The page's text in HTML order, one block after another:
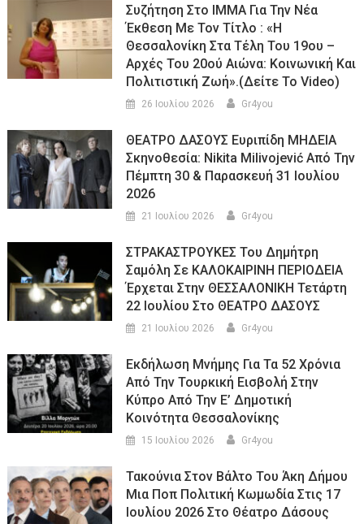
Συζήτηση Στο ΙΜΜΑ Για Την Νέα
Έκθεση Με Τον Τίτλο : «Η
Θεσσαλονίκη Στα Τέλη Του 19ου –
Αρχές Του 20ού Αιώνα: Κοινωνική Και
Πολιτιστική Ζωή».(Δείτε Το Video)
26 Ιουλίου 2026 Gr4you
ΘΕΑΤΡΟ ΔΑΣΟΥΣ Ευριπίδη ΜΗΔΕΙΑ
Σκηνοθεσία: Nikita Milivojević Από Την
Πέμπτη 30 & Παρασκευή 31 Ιουλίου
2026
21 Ιουλίου 2026 Gr4you
ΣΤΡΑΚΑΣΤΡΟΥΚΕΣ Του Δημήτρη
Σαμόλη Σε ΚΑΛΟΚΑΙΡΙΝΗ ΠΕΡΙΟΔΕΙΑ
Έρχεται Στην ΘΕΣΣΑΛΟΝΙΚΗ Τετάρτη
22 Ιουλίου Στο ΘΕΑΤΡΟ ΔΑΣΟΥΣ
21 Ιουλίου 2026 Gr4you
Εκδήλωση Μνήμης Για Τα 52 Χρόνια
Από Την Τουρκική Εισβολή Στην
Κύπρο Από Την Ε’ Δημοτική
Κοινότητα Θεσσαλονίκης
15 Ιουλίου 2026 Gr4you
Τακούνια Στον Βάλτο Του Άκη Δήμου
Μια Ποπ Πολιτική Κωμωδία Στις 17
Ιουλίου 2026 Στο Θέατρο Δάσους